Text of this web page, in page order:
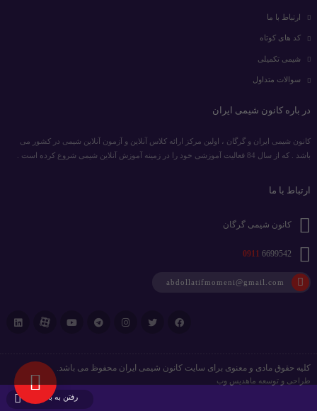
ارتباط با ما
کد های کوتاه
شیمی تکمیلی
سوالات متداول
در باره کانون شیمی ایران
کانون شیمی ایران و گرگان ، اولین مرکز ارائه کلاس آنلاین و آزمون آنلاین شیمی در کشور می
باشد . که از سال 84 فعالیت آموزشی خود را در زمینه آموزش آنلاین شیمی شروع کرده است .
ارتباط با ما
کانون شیمی گرگان
0911 6699542
abdollatifmomeni@gmail.com
کلیه حقوق مادی و معنوی برای سایت کانون شیمی ایران محفوظ می باشد.
طراحی و توسعه ماهدیس وب
رفتن به بالا